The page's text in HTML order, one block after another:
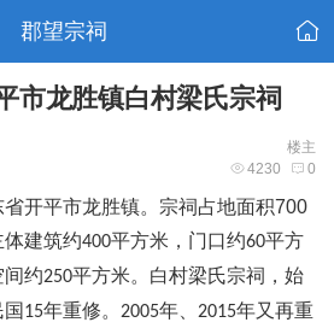
郡望宗祠
市龙胜镇白村梁氏宗祠
楼主
4230 0
开平市龙胜镇。宗祠占地面积700
建筑约400平方米，门口约60平方
约250平方米。白村梁氏宗祠，始
15年重修。 2005年、 2015年又再重